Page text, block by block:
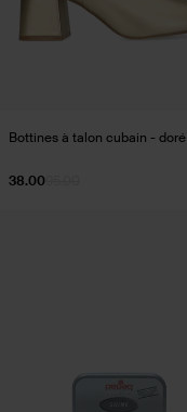
Bottines à talon cubain - doré
38.00